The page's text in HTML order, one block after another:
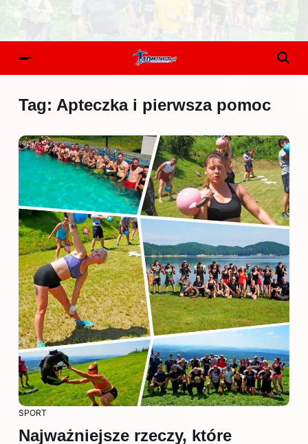
Tag: Apteczka i pierwsza pomoc
SPORT
Najważniejsze rzeczy, które